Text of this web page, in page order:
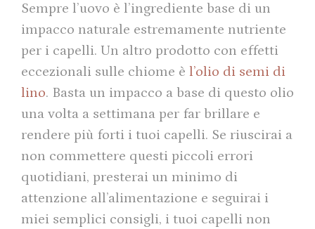
Sempre l’uovo è l’ingrediente base di un
impacco naturale estremamente nutriente
per i capelli. Un altro prodotto con effetti
eccezionali sulle chiome è l’olio di semi di
lino. Basta un impacco a base di questo olio
una volta a settimana per far brillare e
rendere più forti i tuoi capelli. Se riuscirai a
non commettere questi piccoli errori
quotidiani, presterai un minimo di
attenzione all’alimentazione e seguirai i
miei semplici consigli, i tuoi capelli non